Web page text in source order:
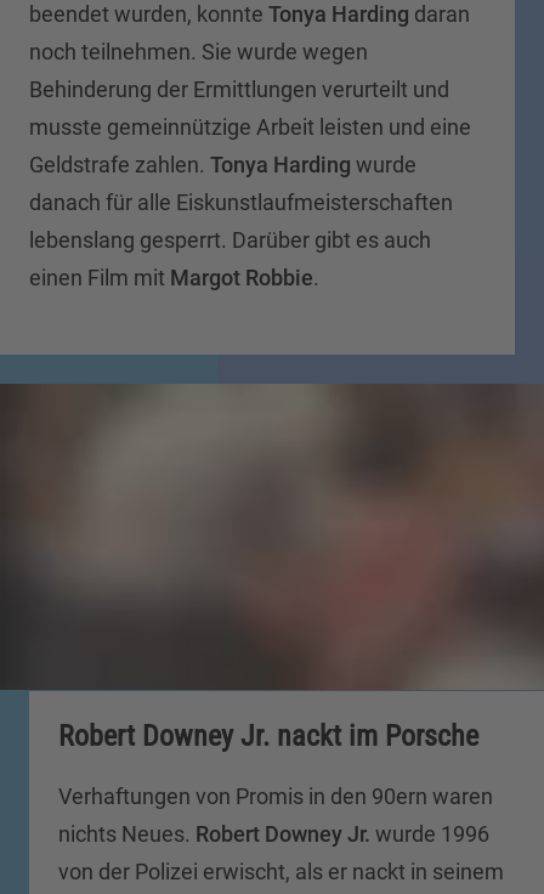
beendet wurden, konnte Tonya Harding daran
noch teilnehmen. Sie wurde wegen
Behinderung der Ermittlungen verurteilt und
musste gemeinnützige Arbeit leisten und eine
Geldstrafe zahlen. Tonya Harding wurde
danach für alle Eiskunstlaufmeisterschaften
lebenslang gesperrt. Darüber gibt es auch
einen Film mit Margot Robbie.
Robert Downey Jr. nackt im Porsche
Verhaftungen von Promis in den 90ern waren
nichts Neues. Robert Downey Jr. wurde 1996
von der Polizei erwischt, als er nackt in seinem